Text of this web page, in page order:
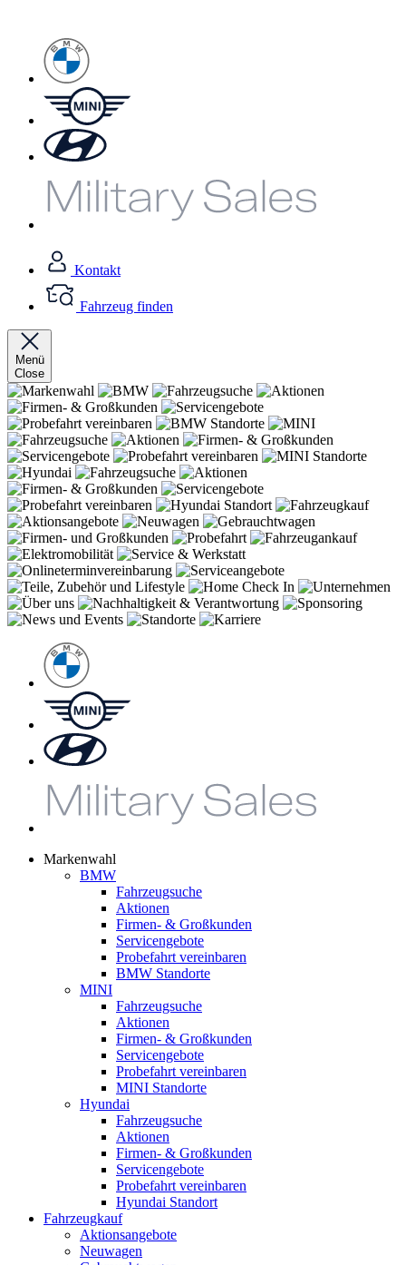
Kontakt
Fahrzeug finden
Menü
Close
Markenwahl
BMW
Fahrzeugsuche
Aktionen
Firmen- & Großkunden
Servicengebote
Probefahrt vereinbaren
BMW Standorte
MINI
Fahrzeugsuche
Aktionen
Firmen- & Großkunden
Servicengebote
Probefahrt vereinbaren
MINI Standorte
Hyundai
Fahrzeugsuche
Aktionen
Firmen- & Großkunden
Servicengebote
Probefahrt vereinbaren
Hyundai Standort
Fahrzeugkauf
Aktionsangebote
Neuwagen